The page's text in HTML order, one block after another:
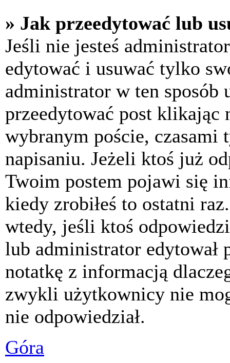
» Jak przeedytować lub
Jeśli nie jesteś
edytować i usuwać tylko
administrator w ten sposób
przeedytować post klikając
wybranym poście, czasami
napisaniu. Jeżeli ktoś już
Twoim postem pojawi się
kiedy zrobiłeś to ostatni
wtedy, jeśli ktoś
lub administrator edytował
notatkę z informacją
zwykli użytkownicy nie
nie odpowiedział.
Góra